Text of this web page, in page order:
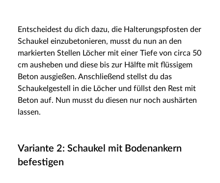
Entscheidest du dich dazu, die Halterungspfosten der
Schaukel einzubetonieren, musst du nun an den
markierten Stellen Löcher mit einer Tiefe von circa 50
cm ausheben und diese bis zur Hälfte mit flüssigem
Beton ausgießen. Anschließend stellst du das
Schaukelgestell in die Löcher und füllst den Rest mit
Beton auf. Nun musst du diesen nur noch aushärten
lassen.
Variante 2: Schaukel mit Bodenankern
befestigen